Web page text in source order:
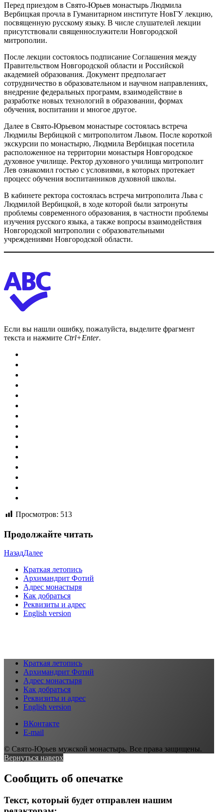
Перед приездом в Свято-Юрьев монастырь Людмила
Вербицкая прочла в Гуманитарном институте НовГУ лекцию,
посвященную русскому языку. В числе слушателей лекции
присутствовали священнослужители Новгородской
митрополии.
После лекции состоялось подписание Соглашения между
Правительством Новгородской области и Российской
академией образования. Документ предполагает
сотрудничество в образовательном и научном направлениях,
внедрение федеральных программ, взаимодействие в
разработке новых технологий в образовании, формах
обучения, воспитании и многое другое.
Далее в Свято-Юрьевом монастыре состоялась встреча
Людмилы Вербицкой с митрополитом Львом. После короткой
экскурсии по монастырю, Людмила Вербицкая посетила
расположенное на территории монастыря Новгородское
духовное училище. Ректор духовного училища митрополит
Лев ознакомил гостью с условиями, в которых протекает
процесс обучения воспитанников духовной школы.
В кабинете ректора состоялась встреча митрополита Льва с
Людмилой Вербицкой, в ходе которой были затронуты
проблемы современного образования, в частности проблемы
изучения русского языка, а также вопросы взаимодействия
Новгородской митрополии с образовательными
учреждениями Новгородской области.
Если вы нашли ошибку, пожалуйста, выделите фрагмент
текста и нажмите Ctrl+Enter.
Просмотров: 513
Продолжайте читать
НазадДалее
Краткая летопись
Архимандрит Фотий
Адрес монастыря
Как добраться
Реквизиты и адрес
English version
Краткая летопись
Архимандрит Фотий
Адрес монастыря
Как добраться
Реквизиты и адрес
English version
ВКонтакте
E-mail
© Свято-Юрьев мужской монастырь. Все права защищены.
Вернуться наверх
Сообщить об опечатке
Текст, который будет отправлен нашим